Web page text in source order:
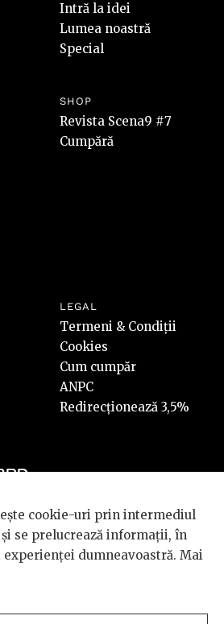
Intră la idei
Lumea noastră
Special
SHOP
Revista Scena9 #7
Cumpără
LEGAL
Termeni & Condiții
Cookies
Cum cumpăr
ANPC
Redirecționează 3,5%
Générale, toate drepturile rezervate.
de
BRD GROUPE SOCIÉTÉ
cookie-uri prin intermediul
și se prelucrează informații, în
dumneavoastră. Mai